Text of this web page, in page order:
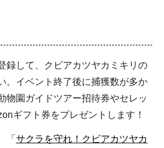
録して、クビアカツヤカミキリの
。イベント終了後に捕獲数が多か
物園ガイドツアー招待券やセレッ
ギフト券をプレゼントします！
「 サクラを守れ！クビアカツヤカ